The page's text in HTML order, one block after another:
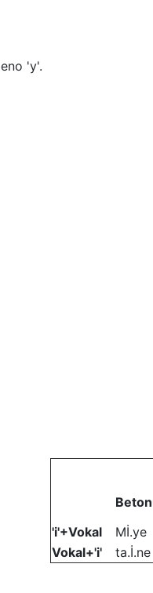
'y'.
'i'+Vokal
Mİ.ye
Vokal+'i'
ta.İ.ne